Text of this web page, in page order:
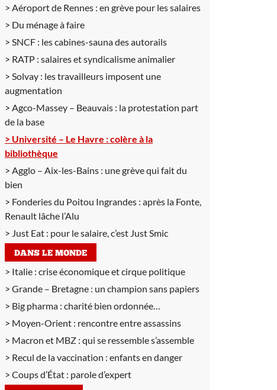
Aéroport de Rennes : en grève pour les salaires
Du ménage à faire
SNCF : les cabines-sauna des autorails
RATP : salaires et syndicalisme animalier
Solvay : les travailleurs imposent une
augmentation
Agco-Massey – Beauvais : la protestation part
de la base
Université – Le Havre :colère à la
bibliothèque
Agglo – Aix-les-Bains : une grève qui fait du
bien
Fonderies du Poitou Ingrandes : après la Fonte,
Renault lâche l’Alu
Just Eat : pour le salaire, c’est Just Smic
DANS LE MONDE
Italie : crise économique et cirque politique
Grande – Bretagne : un champion sans papiers
Big pharma : charité bien ordonnée…
Moyen-Orient : rencontre entre assassins
Macron et MBZ : qui se ressemble s’assemble
Recul de la vaccination : enfants en danger
Coups d’État : parole d’expert